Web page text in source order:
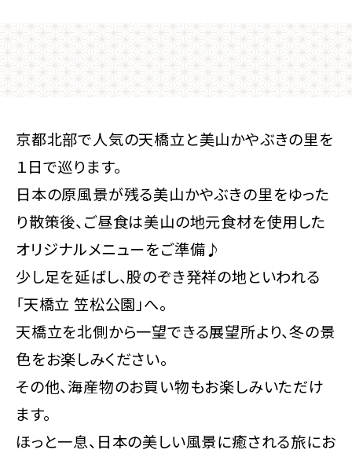
京都北部で人気の天橋立と美山かやぶきの里を
１日で巡ります。
日本の原風景が残る美山かやぶきの里をゆった
り散策後、ご昼食は美山の地元食材を使用した
オリジナルメニューをご準備♪
少し足を延ばし、股のぞき発祥の地といわれる
「天橋立 笠松公園」へ。
天橋立を北側から一望できる展望所より、冬の景
色をお楽しみください。
その他、海産物のお買い物もお楽しみいただけ
ます。
ほっと一息、日本の美しい風景に癒される旅にお